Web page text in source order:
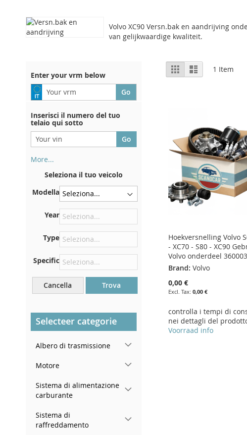
Volvo XC90 Versn.bak en aandrijving
van gelijkwaardige kwaliteit.
View
as
Grid List 1 Item
Hoekversnelling Volvo
- XC70 - S80 - XC90
Volvo onderdeel
Brand: Volvo
0,00 €
0,00 €
controlla i tempi di
nei dettagli del
Voorraad info
Add to Cart
ADD
TO
WISH
LIST
ADD
TO
COMPARE
Enter your vrm below
Inserisci il numero del tuo
telaio qui sotto
More...
retro del certificato di
immatricolazione. E anche in
macchina
Sulla piastra inferiore del
sedile anteriore destro
Centrare contro la paratia
sotto il cofano
Proprio nel vano motore
Vicino al parabrezza, sul
cruscotto
posteriore destra
Seleziona il tuo veicolo
Modella
Year
Type
Specific
Cancella Trova
Selecteer categorie
Albero di trasmissione
Motore
Sistema di alimentazione
carburante
Sistema di
raffreddamento